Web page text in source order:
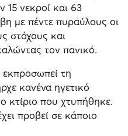
15 νεκροί και 63
με πέντε πυραύλους οι
στόχους και
τον πανικό.
τη
κανένα ηγετικό
κτίριο που χτυπήθηκε.
προβεί σε κάποιο